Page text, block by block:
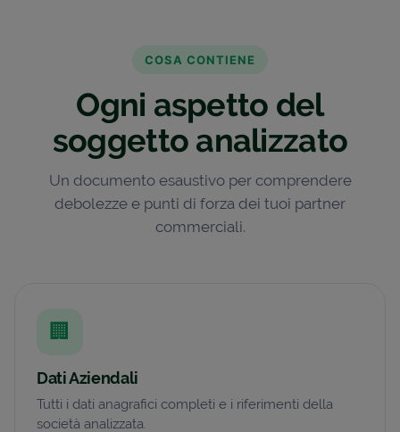
COSA CONTIENE
Ogni aspetto del
soggetto analizzato
Un documento esaustivo per comprendere
debolezze e punti di forza dei tuoi partner
commerciali.
🏢
Dati Aziendali
Tutti i dati anagrafici completi e i riferimenti della
società analizzata.